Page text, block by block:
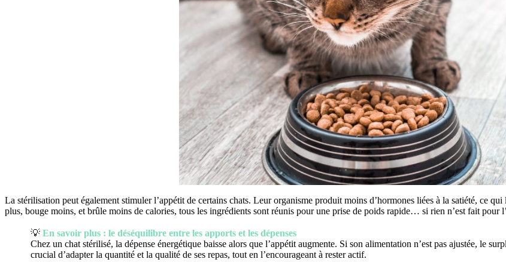
La stérilisation peut également stimuler l’appétit de certains chats. Leur organisme produit moins d’hormones liées à la satiété, ce
plus, bouge moins, et brûle moins de calories, tous les ingrédients sont réunis pour une prise de poids rapide… si rien n’est fait pour
💡 En savoir plus : le déséquilibre entre les apports et les dépenses
Chez un chat stérilisé, la dépense énergétique baisse alors que l’appétit augmente. Si son alimentation n’est pas ajustée, le
crucial d’adapter la quantité et la qualité de ses repas, tout en l’encourageant à rester actif.